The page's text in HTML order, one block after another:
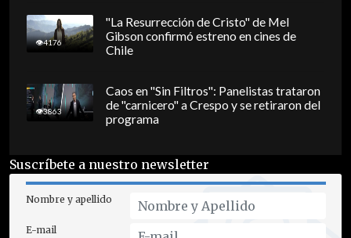
4176
"La Resurrección de Cristo" de Mel
Gibson confirmó estreno en cines de
Chile
3863
Caos en "Sin Filtros": Panelistas trataron
de "carnicero" a Crespo y se retiraron del
programa
Suscríbete a nuestro newsletter
Nombre y apellido
E-mail